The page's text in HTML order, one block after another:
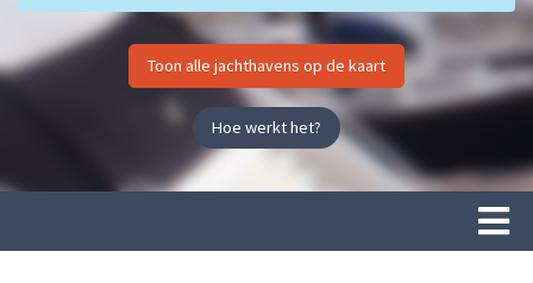
Toon alle jachthavens op de kaart
Hoe werkt het?